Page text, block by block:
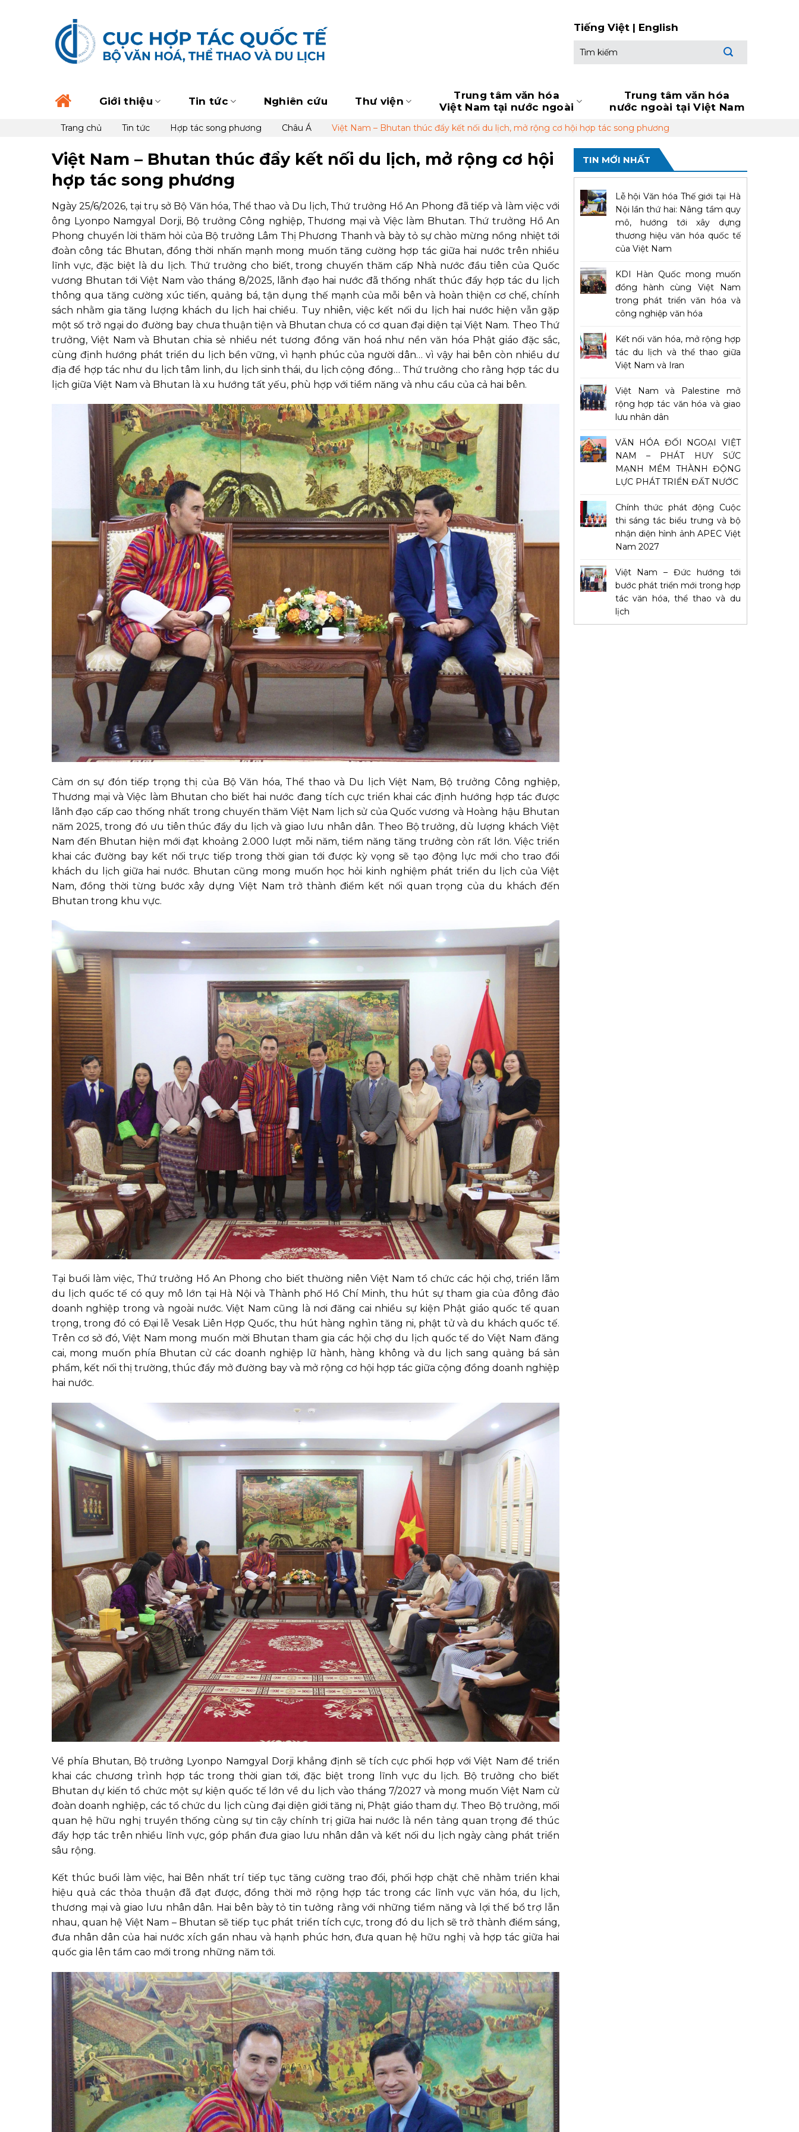
Tiếng Việt| English
kiếm:
Giới thiệu Tin tức Nghiên cứu Thư viện
Trung tâm văn hóa
Việt Nam tại nước ngoài
Trung tâm văn hóa
nước ngoài tại Việt Nam
Trang chủ Tin tức Hợp tác song phương Châu Á Việt Nam – Bhutan thúc đẩy kết nối du lịch, mở rộng cơ hội hợp tác song phương
Việt Nam – Bhutan thúc đẩy kết nối du lịch, mở rộng cơ hội
hợp tác song phương
Ngày 25/6/2026, tại trụ sở Bộ Văn hóa, Thể thao và Du lịch, Thứ trưởng Hồ An Phong đã tiếp và làm việc với
ông Lyonpo Namgyal Dorji, Bộ trưởng Công nghiệp, Thương mại và Việc làm Bhutan. Thứ trưởng Hồ An
Phong chuyển lời thăm hỏi của Bộ trưởng Lâm Thị Phương Thanh và bày tỏ sự chào mừng nồng nhiệt tới
đoàn công tác Bhutan, đồng thời nhấn mạnh mong muốn tăng cường hợp tác giữa hai nước trên nhiều
lĩnh vực, đặc biệt là du lịch. Thứ trưởng cho biết, trong chuyến thăm cấp Nhà nước đầu tiên của Quốc
vương Bhutan tới Việt Nam vào tháng 8/2025, lãnh đạo hai nước đã thống nhất thúc đẩy hợp tác du lịch
thông qua tăng cường xúc tiến, quảng bá, tận dụng thế mạnh của mỗi bên và hoàn thiện cơ chế, chính
sách nhằm gia tăng lượng khách du lịch hai chiều. Tuy nhiên, việc kết nối du lịch hai nước hiện vẫn gặp
một số trở ngại do đường bay chưa thuận tiện và Bhutan chưa có cơ quan đại diện tại Việt Nam. Theo Thứ
trưởng, Việt Nam và Bhutan chia sẻ nhiều nét tương đồng văn hoá như nền văn hóa Phật giáo đặc sắc,
cùng định hướng phát triển du lịch bền vững, vì hạnh phúc của người dân… vì vậy hai bên còn nhiều dư
địa để hợp tác như du lịch tâm linh, du lịch sinh thái, du lịch cộng đồng… Thứ trưởng cho rằng hợp tác du
lịch giữa Việt Nam và Bhutan là xu hướng tất yếu, phù hợp với tiềm năng và nhu cầu của cả hai bên.
Cảm ơn sự đón tiếp trọng thị của Bộ Văn hóa, Thể thao và Du lịch Việt Nam, Bộ trưởng Công nghiệp,
Thương mại và Việc làm Bhutan cho biết hai nước đang tích cực triển khai các định hướng hợp tác được
lãnh đạo cấp cao thống nhất trong chuyến thăm Việt Nam lịch sử của Quốc vương và Hoàng hậu Bhutan
năm 2025, trong đó ưu tiên thúc đẩy du lịch và giao lưu nhân dân. Theo Bộ trưởng, dù lượng khách Việt
Nam đến Bhutan hiện mới đạt khoảng 2.000 lượt mỗi năm, tiềm năng tăng trưởng còn rất lớn. Việc triển
khai các đường bay kết nối trực tiếp trong thời gian tới được kỳ vọng sẽ tạo động lực mới cho trao đổi
khách du lịch giữa hai nước. Bhutan cũng mong muốn học hỏi kinh nghiệm phát triển du lịch của Việt
Nam, đồng thời từng bước xây dựng Việt Nam trở thành điểm kết nối quan trọng của du khách đến
Bhutan trong khu vực.
Tại buổi làm việc, Thứ trưởng Hồ An Phong cho biết thường niên Việt Nam tổ chức các hội chợ, triển lãm
du lịch quốc tế có quy mô lớn tại Hà Nội và Thành phố Hồ Chí Minh, thu hút sự tham gia của đông đảo
doanh nghiệp trong và ngoài nước. Việt Nam cũng là nơi đăng cai nhiều sự kiện Phật giáo quốc tế quan
trọng, trong đó có Đại lễ Vesak Liên Hợp Quốc, thu hút hàng nghìn tăng ni, phật tử và du khách quốc tế.
Trên cơ sở đó, Việt Nam mong muốn mời Bhutan tham gia các hội chợ du lịch quốc tế do Việt Nam đăng
cai, mong muốn phía Bhutan cử các doanh nghiệp lữ hành, hàng không và du lịch sang quảng bá sản
phẩm, kết nối thị trường, thúc đẩy mở đường bay và mở rộng cơ hội hợp tác giữa cộng đồng doanh nghiệp
hai nước.
Về phía Bhutan, Bộ trưởng Lyonpo Namgyal Dorji khẳng định sẽ tích cực phối hợp với Việt Nam để triển
khai các chương trình hợp tác trong thời gian tới, đặc biệt trong lĩnh vực du lịch. Bộ trưởng cho biết
Bhutan dự kiến tổ chức một sự kiện quốc tế lớn về du lịch vào tháng 7/2027 và mong muốn Việt Nam cử
đoàn doanh nghiệp, các tổ chức du lịch cùng đại diện giới tăng ni, Phật giáo tham dự. Theo Bộ trưởng, mối
quan hệ hữu nghị truyền thống cùng sự tin cậy chính trị giữa hai nước là nền tảng quan trọng để thúc
đẩy hợp tác trên nhiều lĩnh vực, góp phần đưa giao lưu nhân dân và kết nối du lịch ngày càng phát triển
sâu rộng.
Kết thúc buổi làm việc, hai Bên nhất trí tiếp tục tăng cường trao đổi, phối hợp chặt chẽ nhằm triển khai
hiệu quả các thỏa thuận đã đạt được, đồng thời mở rộng hợp tác trong các lĩnh vực văn hóa, du lịch,
thương mại và giao lưu nhân dân. Hai bên bày tỏ tin tưởng rằng với những tiềm năng và lợi thế bổ trợ lẫn
nhau, quan hệ Việt Nam – Bhutan sẽ tiếp tục phát triển tích cực, trong đó du lịch sẽ trở thành điểm sáng,
đưa nhân dân của hai nước xích gần nhau và hạnh phúc hơn, đưa quan hệ hữu nghị và hợp tác giữa hai
quốc gia lên tầm cao mới trong những năm tới.
TIN MỚI NHẤT
Lễ hội Văn hóa Thế giới tại Hà
Nội lần thứ hai: Nâng tầm quy
mô, hướng tới xây dựng
thương hiệu văn hóa quốc tế
của Việt Nam
KDI Hàn Quốc mong muốn
đồng hành cùng Việt Nam
trong phát triển văn hóa và
công nghiệp văn hóa
Kết nối văn hóa, mở rộng hợp
tác du lịch và thể thao giữa
Việt Nam và Iran
Việt Nam và Palestine mở
rộng hợp tác văn hóa và giao
lưu nhân dân
VĂN HÓA ĐỐI NGOẠI VIỆT
NAM – PHÁT HUY SỨC
MẠNH MỀM THÀNH ĐỘNG
LỰC PHÁT TRIỂN ĐẤT NƯỚC
Chính thức phát động Cuộc
thi sáng tác biểu trưng và bộ
nhận diện hình ảnh APEC Việt
Nam 2027
Việt Nam – Đức hướng tới
bước phát triển mới trong hợp
tác văn hóa, thể thao và du
lịch